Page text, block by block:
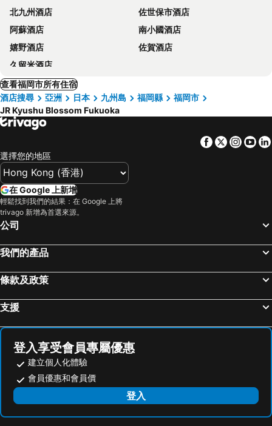
北九州酒店
佐世保市酒店
阿蘇酒店
南小國酒店
嬉野酒店
佐賀酒店
久留米酒店
查看福岡市所有住宿
酒店搜尋
亞洲 日本 九州島 福岡縣
福岡市
JR Kyushu Blossom Fukuoka
Facebook
Twitter
選擇您的地區
在 Google 上新增
輕鬆找到我們的結果：在 Google 上將
trivago 新增為首選來源。
公司
我們的產品
條款及政策
支援
登入享受會員專屬優惠
建立個人化體驗
會員優惠和會員價
登入